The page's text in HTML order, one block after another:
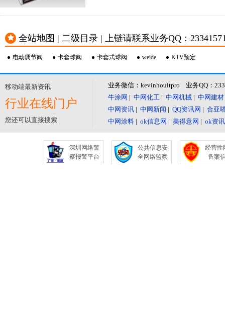
全站地图 | 二级目录 | 上链请联系业务QQ：
电动调节阀 卡套球阀 卡套式球阀 weide KTV预定
移动端最新资讯
行业在线门户
您还可以直接搜索
业务微信：kevinhouitpro 业务QQ：
牛涂网 | 中网化工 | 中网机械 | 中网建材
中网资讯 | 中网新闻 | QQ资讯网 | 合亚
中网涂料 | ok信息网 | 美得意网 | ok资
深圳网络警
察报警平台
公共信息安
全网络监察
经营性
备案